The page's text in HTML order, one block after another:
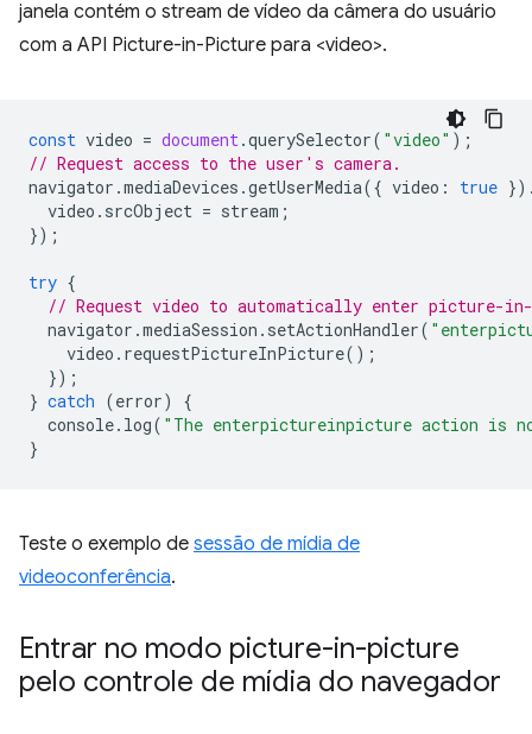
janela contém o stream de vídeo da câmera do usuário
com a API Picture-in-Picture para <video>.
const video = document .querySelector( "video" );
// Request access to the user's camera.
navigator .mediaDevices .getUserMedia({ video : true
video . srcObject = stream ;
});
try {
// Request video to automatically enter picture-
navigator .mediaSession . setActionHandler(
video . requestPictureInPicture();
});
} catch (error)
{
console. log( "The enterpictureinpicture action is
}
Teste o exemplo de sessão de mídia de
videoconferência.
Entrar no modo picture-in-picture
pelo controle de mídia do navegador